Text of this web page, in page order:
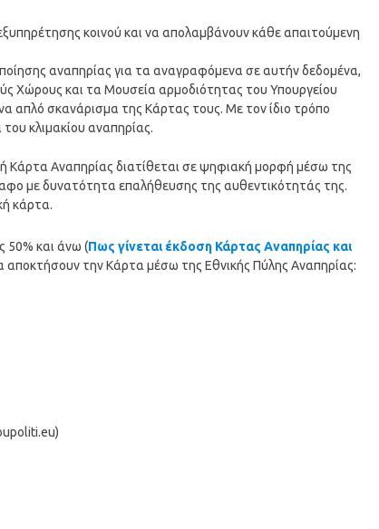
κοινού και να απολαμβάνουν κάθε απαιτούμενη
αναπηρίας για τα αναγραφόμενα σε αυτήν δεδομένα,
Χώρους και τα Μουσεία αρμοδιότητας του Υπουργείου
απλό σκανάρισμα της Κάρτας τους. Με τον ίδιο τρόπο
κλιμακίου αναπηρίας.
Κάρτα Αναπηρίας διατίθεται σε ψηφιακή μορφή μέσω της
με δυνατότητα επαλήθευσης της αυθεντικότητάς της.
κάρτα.
50% και άνω (Πως γίνεται έκδοση Κάρτας Αναπηρίας και
αποκτήσουν την Κάρτα μέσω της Εθνικής Πύλης Αναπηρίας: